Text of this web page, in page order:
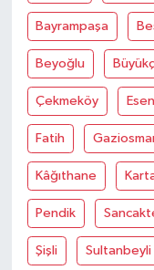
Bayrampaşa
Beyoğlu
Çekmeköy
Fatih
Kâğıthane
Pendik
Şişli Sultanbeyli